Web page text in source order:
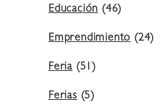
Educación(46)
Emprendimiento(24)
Feria (51)
Ferias(5)